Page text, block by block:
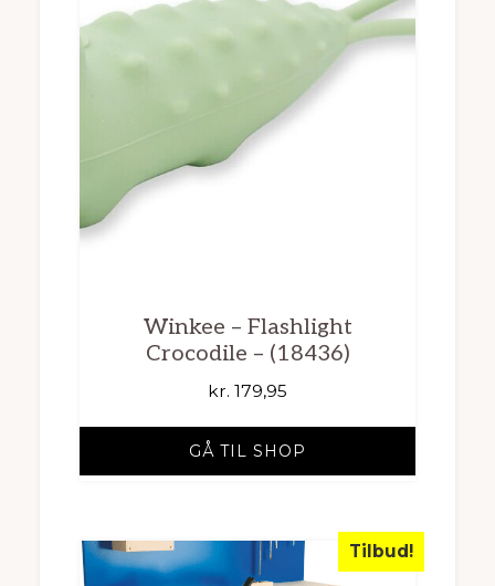
Winkee – Flashlight
Crocodile – (18436)
kr. 179,95
GÅ TIL SHOP
Tilbud!